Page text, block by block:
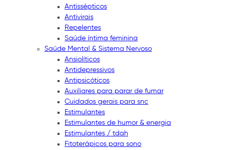
Antissépticos
Antivirais
Repelentes
Saúde íntima feminina
Saúde Mental & Sistema Nervoso
Ansiolíticos
Antidepressivos
Antipsicóticos
Auxiliares para parar de fumar
Cuidados gerais para snc
Estimulantes
Estimulantes de humor & energia
Estimulantes / tdah
Fitoterápicos para sono